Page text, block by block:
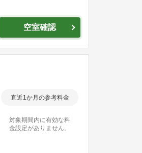
空室確認
直近1か月の参考料金
対象期間内に有効な料
金設定がありません。